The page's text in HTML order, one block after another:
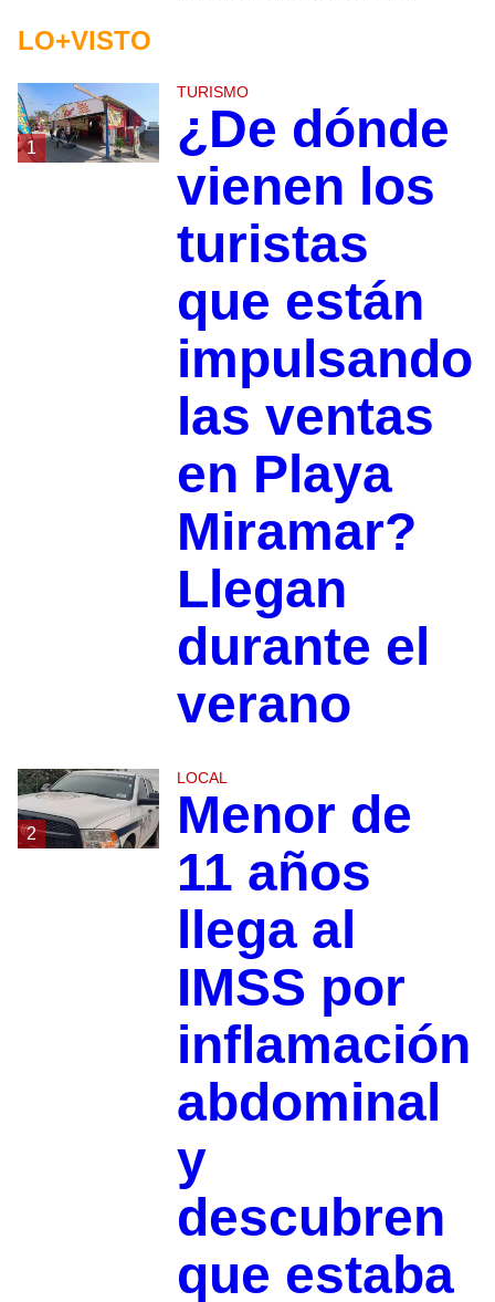
LO+VISTO
1
TURISMO
¿De dónde
vienen los
turistas
que están
impulsando
las ventas
en Playa
Miramar?
Llegan
durante el
verano
2
LOCAL
Menor de
11 años
llega al
IMSS por
inflamación
abdominal
y
descubren
que estaba